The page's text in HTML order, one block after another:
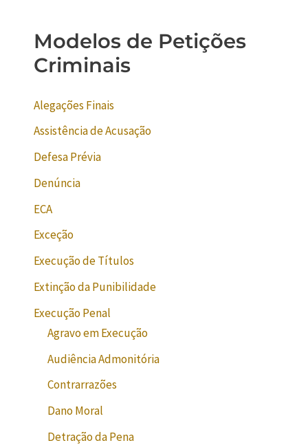
Modelos de Petições
Criminais
Alegações Finais
Assistência de Acusação
Defesa Prévia
Denúncia
ECA
Exceção
Execução de Títulos
Extinção da Punibilidade
Execução Penal
Agravo em Execução
Audiência Admonitória
Contrarrazões
Dano Moral
Detração da Pena